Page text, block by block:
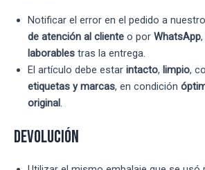
Notificar el error en el pedido a nuestro
de atención al cliente o por WhatsApp
laborables tras la entrega.
El artículo debe estar intacto, limpio,
etiquetas y marcas, en condición
original.
Devolución